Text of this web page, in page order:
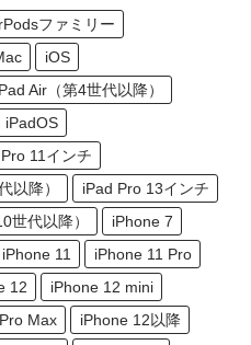
ファミリー
iOS
Air（第4世代以降）
iPadOS
11インチ
以降）
iPad Pro 13インチ
世代以降）
iPhone 7
iPhone 11
iPhone 11 Pro
12
iPhone 12 mini
Max
iPhone 12以降